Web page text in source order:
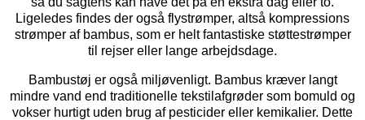
Ligeledes findes der også flystrømper, altså kompressions
strømper af bambus, som er helt fantastiske støttestrømper
til rejser eller lange arbejdsdage.
Bambustøj er også miljøvenligt. Bambus kræver langt
mindre vand end traditionelle tekstilafgrøder som bomuld og
vokser hurtigt uden brug af pesticider eller kemikalier. Dette